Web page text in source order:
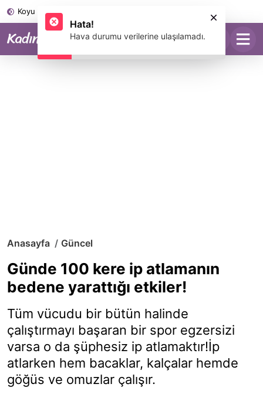
Koyu Mod
Anasayfa Güncel
Günde 100 kere ip atlamanın
bedene yarattığı etkiler!
Tüm vücudu bir bütün halinde
çalıştırmayı başaran bir spor egzersizi
varsa o da şüphesiz ip atlamaktır!İp
atlarken hem bacaklar, kalçalar hemde
göğüs ve omuzlar çalışır.
Hata!
Hava durumu verilerine ulaşılamadı.